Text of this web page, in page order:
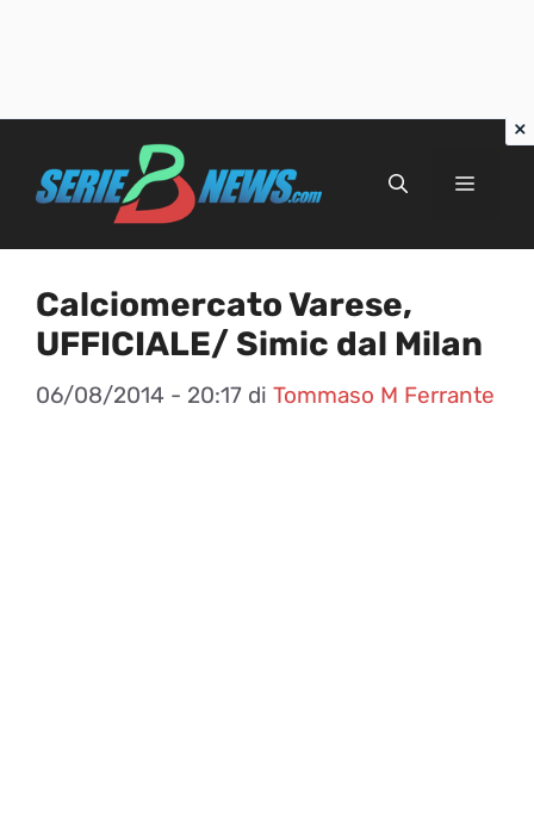
Menu
Calciomercato Varese,
UFFICIALE/ Simic dal Milan
06/08/2014 - 20:17 di Tommaso M Ferrante